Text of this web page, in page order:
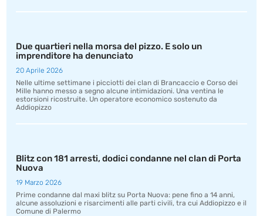
Due quartieri nella morsa del pizzo. E solo un
imprenditore ha denunciato
20 Aprile 2026
Nelle ultime settimane i picciotti dei clan di Brancaccio e Corso dei
Mille hanno messo a segno alcune intimidazioni. Una ventina le
estorsioni ricostruite. Un operatore economico sostenuto da
Addiopizzo
Blitz con 181 arresti, dodici condanne nel clan di Porta
Nuova
19 Marzo 2026
Prime condanne dal maxi blitz su Porta Nuova: pene fino a 14 anni,
alcune assoluzioni e risarcimenti alle parti civili, tra cui Addiopizzo e il
Comune di Palermo